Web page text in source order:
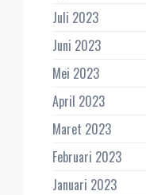
Juli 2023
Juni 2023
Mei 2023
April 2023
Maret 2023
Februari 2023
Januari 2023